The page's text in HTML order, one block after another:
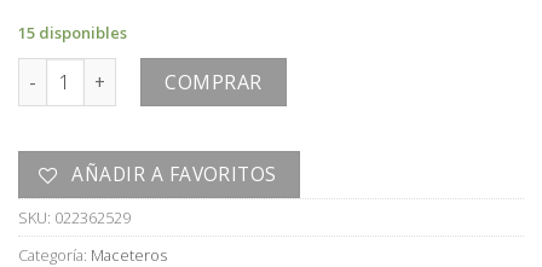
15 disponibles
MACETERO cantidadCOMPRAR
AÑADIR A FAVORITOS
SKU: 022362529
Categoría: Maceteros